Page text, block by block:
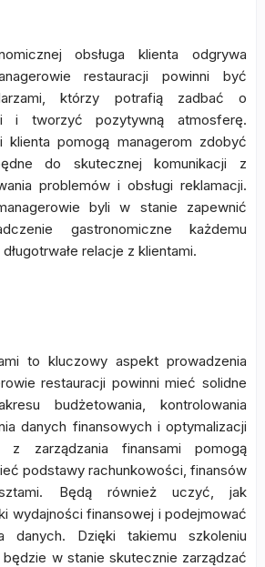
obsługa klienta odgrywa
restauracji powinni być
którzy potrafią zadbać o
i tworzyć pozytywną atmosferę.
klienta pomogą managerom zdobyć
do skutecznej komunikacji z
problemów i obsługi reklamacji.
byli w stanie zapewnić
gastronomiczne każdemu
relacje z klientami.
to kluczowy aspekt prowadzenia
restauracji powinni mieć solidne
budżetowania, kontrolowania
danych finansowych i optymalizacji
z zarządzania finansami pomogą
podstawy rachunkowości, finansów
Będą również uczyć, jak
wydajności finansowej i podejmować
danych. Dzięki takiemu szkoleniu
będzie w stanie skutecznie zarządzać